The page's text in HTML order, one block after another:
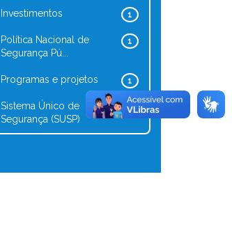
1
Investimentos
1
Política Nacional de
Segurança Pú...
1
Programas e projetos
1
Sistema Único de
Segurança (SUSP)